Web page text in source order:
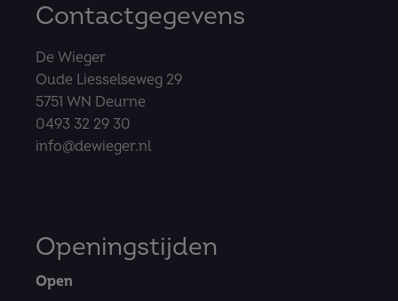
Contactgegevens
De Wieger
Oude Liesselseweg 29
5751 WN Deurne
0493 32 29 30
info@dewieger.nl
Openingstijden
Open